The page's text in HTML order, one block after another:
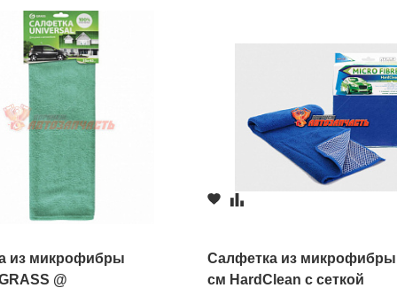
из микрофибры
@
Салфетка из микрофибры
см HardClean с сеткой